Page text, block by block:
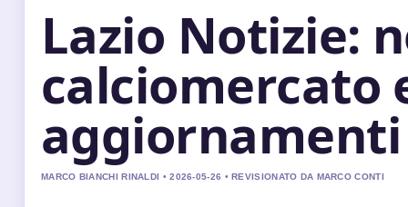
Lazio Notizie:
calciomercato
aggiornamenti
MARCO BIANCHI RINALDI • 2026-05-26 • REVISIONATO DA MARCO CONTI